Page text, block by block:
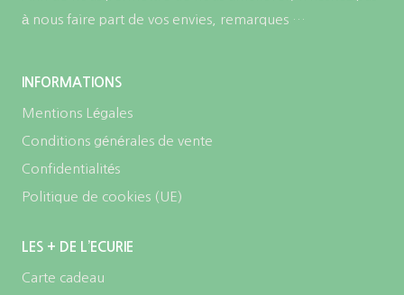
à nous faire part de vos envies, remarques …
INFORMATIONS
Mentions Légales
Conditions générales de vente
Confidentialités
Politique de cookies (UE)
LES + DE L’ECURIE
Carte cadeau